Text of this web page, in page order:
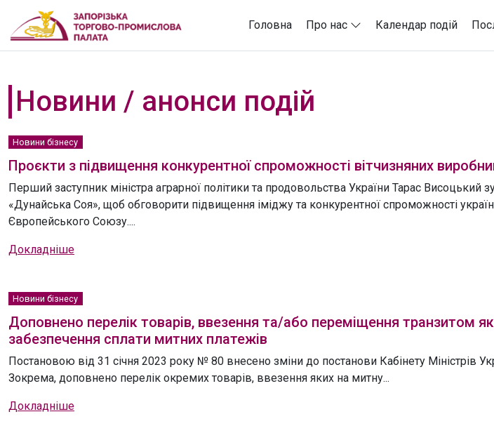
Головна Про нас Календар подій
Новини / анонси подій
Новини бізнесу
Проєкти з підвищення конкурентної спроможності вітчизняних
Перший заступник міністра аграрної політики та продовольства України Тарас Висоцький
«Дунайська Соя», щоб обговорити підвищення іміджу та конкурентної спроможності
Європейського Союзу....
Докладніше
Новини бізнесу
Доповнено перелік товарів, ввезення та/або переміщення транзитом
забезпечення сплати митних платежів
Постановою від 31 січня 2023 року № 80 внесено зміни до постанови Кабінету Міністрів
Зокрема, доповнено перелік окремих товарів, ввезення яких на митну...
Докладніше